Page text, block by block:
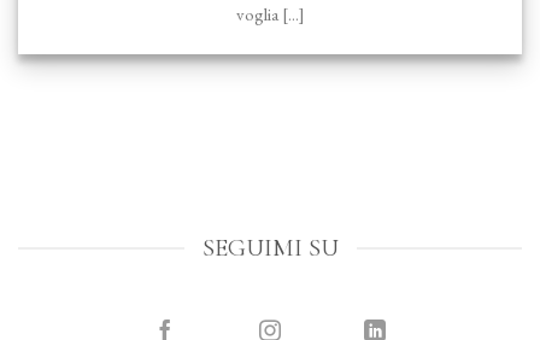
voglia [...]
SEGUIMI SU